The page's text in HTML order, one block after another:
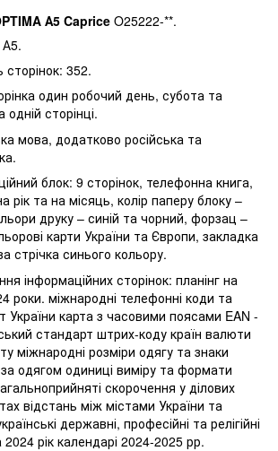
А5 Caprice O25222-**.
сторінок: 352.
один робочий день, субота та
одній сторінці.
мова, додатково російська та
блок: 9 сторінок, телефонна книга,
рік та на місяць, колір паперу блоку –
друку – синій та чорний, форзац –
карти України та Європи, закладка
стрічка синього кольору.
інформаційних сторінок: планінг на
роки. міжнародні телефонні коди та
України карта з часовими поясами EAN -
стандарт штрих-коду країн валюти
міжнародні розміри одягу та знаки
одягом одиниці виміру та формати
скорочення у ділових
відстань між містами України та
державні, професійні та релігійні
рік календарі 2024-2025 рр.